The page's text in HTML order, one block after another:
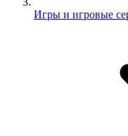
Игры и игровые